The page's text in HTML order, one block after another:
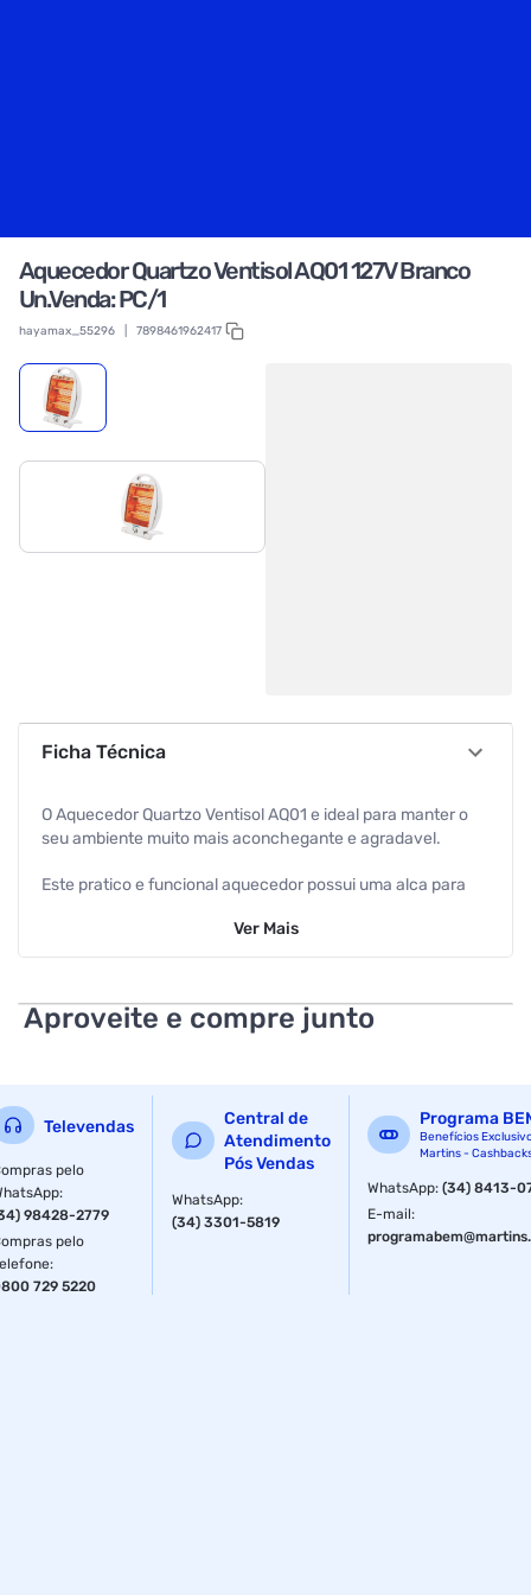
Aquecedor Quartzo Ventisol AQ01 127V Branco
Un.Venda: PC/1
hayamax_55296 7898461962417
Ficha Técnica
O Aquecedor Quartzo Ventisol AQ01 e ideal para manter o
seu ambiente muito mais aconchegante e agradavel.
Este pratico e funcional aquecedor possui uma alca para
sua casa, não restringindo a apenas um lugar. Com dois
agrada. Produzido em polipropileno e quartzo e de cor
branca, ele apresenta otima resistencia e durabilidade.
Este produto e mais um item da Ventisol, empresa
preocupada com a responsabilidade social e procura
sempre levar ate voce excelentes produtos que lhe
garantirão conforto e bem estar.
Especificações
Modelo
Ver Mais
Aproveite e compre junto
Televendas
pelo
:
98428-2779
pelo
:
729 5220
Central de
Atendimento
Pós Vendas
WhatsApp:
(34) 3301-5819
Programa
Benefícios
Martins -
WhatsApp:(34) 8413-
E-mail: